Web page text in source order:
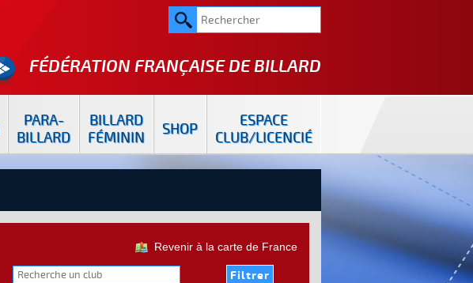
FÉDÉRATION FRANÇAISE DEBILLARD
PARA-
BILLARD
BILLARD
FÉMININ
SHOP
ESPACE
CLUB/LICENCIÉ
Revenir à la carte de France